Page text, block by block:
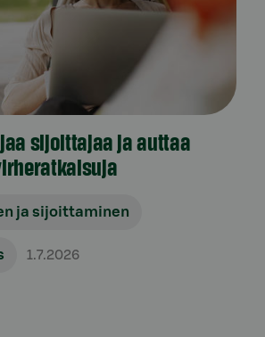
sijoittajaa ja auttaa
ja sijoittaminen
1.7.2026